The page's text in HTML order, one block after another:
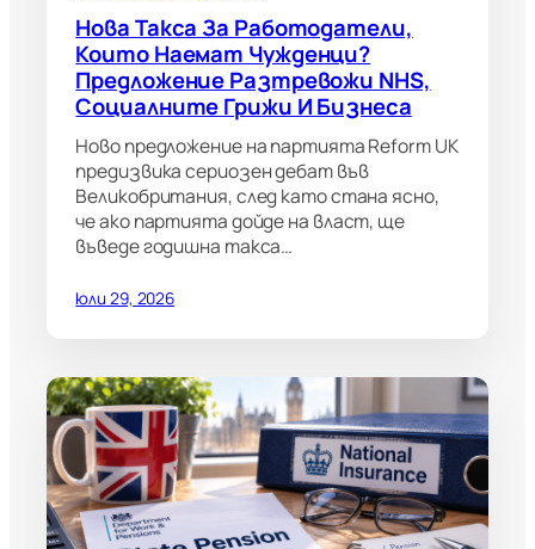
Нова Такса За Работодатели,
Които Наемат Чужденци?
Предложение Разтревожи NHS,
Социалните Грижи И Бизнеса
Ново предложение на партията Reform UK
предизвика сериозен дебат във
Великобритания, след като стана ясно,
че ако партията дойде на власт, ще
въведе годишна такса…
юли 29, 2026